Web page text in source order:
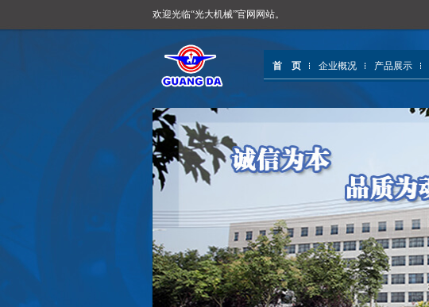
欢迎光临“光大机械”官网网站。
首 页 企业概况 产品展示